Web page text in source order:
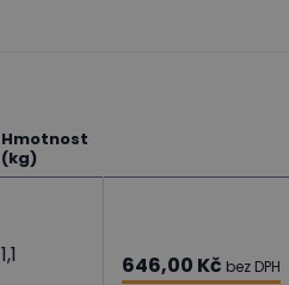
Hmotnost
(kg)
1,1 646,00 Kč bez DPH